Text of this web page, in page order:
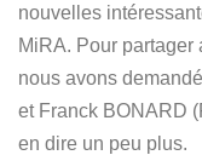
nouvelles
MiRA. Pour partager
nous avons
et Franck BONARD
en dire un peu plus.